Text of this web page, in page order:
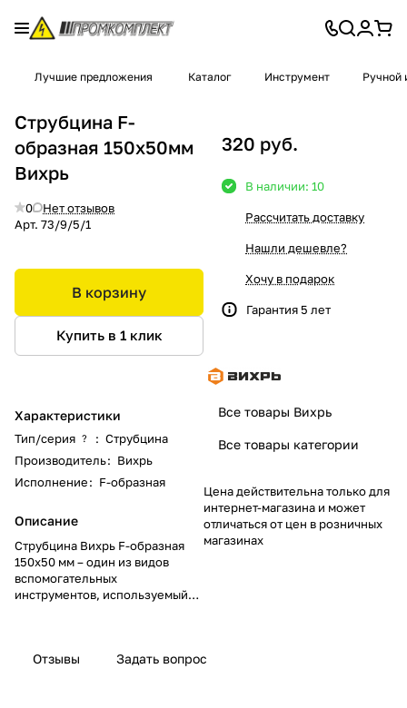
Лучшие предложения Каталог Инструмент Ручной
Струбцина F-
образная 150х50мм
Вихрь
0
Нет отзывов
Арт. 73/9/5/1
В корзину
Купить в 1 клик
Характеристики
Тип/серия ? : Струбцина
Производитель: Вихрь
Исполнение: F-образная
Описание
Струбцина Вихрь F-образная
150х50 мм – один из видов
вспомогательных
инструментов, используемый
друг к другу при сверлении,
320 руб.
В наличии: 10
Рассчитать доставку
Нашли дешевле?
Хочу в подарок
Гарантия 5 лет
Все товары Вихрь
Все товары категории
Цена действительна только для
интернет-магазина и может
отличаться от цен в розничных
магазинах
Отзывы Задать вопрос